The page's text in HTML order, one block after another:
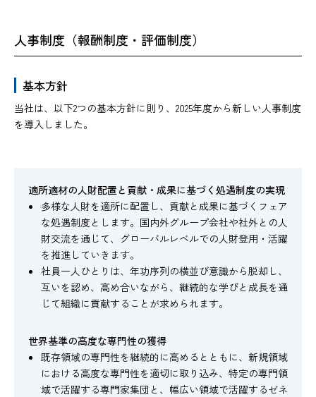
人事制度（報酬制度・評価制度）
基本方針
当社は、以下2つの基本方針に則り、2025年度から新しい人事制度
を導入しました。
適所適材の人財配置と貢献・成果に基づく処遇制度の実現
多様な人財を適所に配置し、貢献と成果に基づくフェア
な処遇制度とします。国内外グループ会社や社外との人
財交流を通じて、グローバルレベルでの人財登用・活躍
を推進していきます。
社員一人ひとりは、年功序列の横並び意識から脱却し、
互いを認め、高め合いながら、継続的な学びと成長を通
じて組織に貢献することが求められます。
世界基準の高度な専門性の獲得
既存領域の専門性を継続的に高めるとともに、新規領域
における高度な専門性を適切に取り込み、特定の専門領
域で活躍する専門家集団と、幅広い領域で活躍するゼネ